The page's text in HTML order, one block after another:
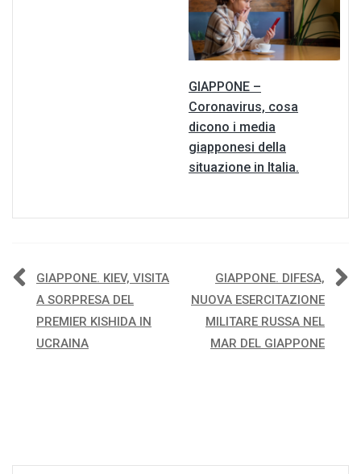
GIAPPONE –
Coronavirus, cosa
dicono i media
giapponesi della
situazione in Italia.
Navigazione
articoli
GIAPPONE. KIEV, VISITA
A SORPRESA DEL
PREMIER KISHIDA IN
UCRAINA
GIAPPONE. DIFESA,
NUOVA ESERCITAZIONE
MILITARE RUSSA NEL
MAR DEL GIAPPONE